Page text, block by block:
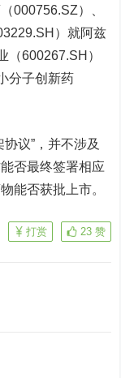
（000756.SZ）、
）就阿兹
（600267.SH）
分子创新药
议”，并不涉及
否最终签署相应
能否获批上市。
23 赞
打赏